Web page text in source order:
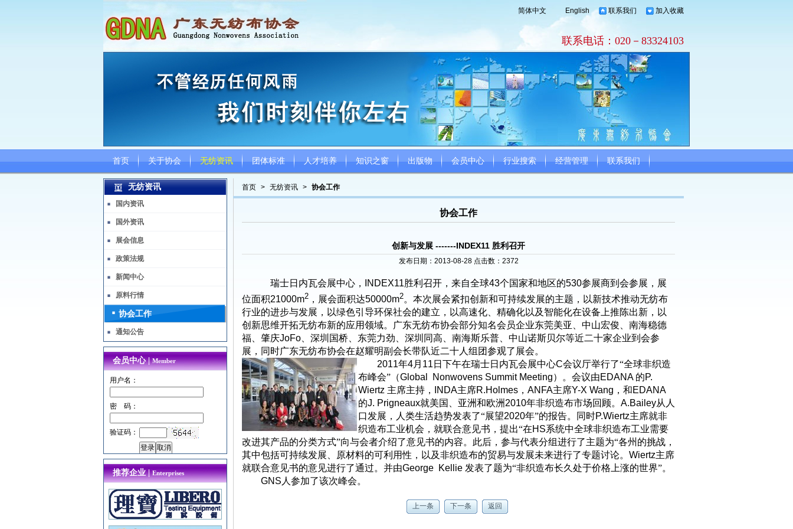
简体中文 English 联系我们 加入收藏
联系电话：020－83324103
首页 关于协会 无纺资讯 团体标准 人才培养 知识之窗 出版物 会员中心 行业搜索 经营管理 联系我们
首页 > 无纺资讯 > 协会工作
协会工作
创新与发展 -------INDEX11 胜利召开
发布日期：2013-08-28 点击数： 2372
瑞士日内瓦会展中心， INDEX11胜利召开，来自全球43个国家和地区的530参展商到会参展，展
位面积21000m2 ，展会面积达50000m2。本次展会紧扣创新和可持续发展的主题，以新技术推动无纺布
行业的进步与发展，以绿色引导环保社会的建立，以高速化、精确化以及智能化在设备上推陈出新，以
创新思维开拓无纺布新的应用领域。广东无纺布协会部分知名会员企业东莞美亚、中山宏俊、南海稳德
福、肇庆JoFo 、深圳国桥、东莞力劲、深圳同高、南海斯乐普、中山诺斯贝尔等近二十家企业到会参
展，同时广东无纺布协会在赵耀明副会长带队近二十人组团参观了展会。
2011年4月 11 日下午在瑞士日内瓦会展中心C会议厅举行了“全球非织造
布峰会”（Global Nonwovens Summit Meeting）。会议由EDANA 的P.
Wiertz 主席主持， INDA主席R.Holmes ， ANFA主席Y-X Wang ，和EDANA
的J. Prigneaux就美国、亚洲和欧洲 2010年非织造布市场回顾。 A.Bailey从人
口发展，人类生活趋势发表了“展望2020年”的报告。同时P.Wiertz主席就非
织造布工业机会，就联合意见书，提出“在HS系统中全球非织造布工业需要
改进其产品的分类方式”向与会者介绍了意见书的内容。此后，参与代表分组进行了主题为“各州的挑战，
其中包括可持续发展、原材料的可利用性，以及非织造布的贸易与发展未来进行了专题讨论。 Wiertz主席
就联合意见书的意见进行了通过。并由George Kellie 发表了题为“非织造布长久处于价格上涨的世界”。
GNS 人参加了该次峰会。
上一条 下一条 返回
无纺资讯
国内资讯
国外资讯
展会信息
政策法规
新闻中心
原料行情
协会工作
通知公告
会员中心 |Member
用户名：
密 码：
验证码：
推荐企业 |Enterprises